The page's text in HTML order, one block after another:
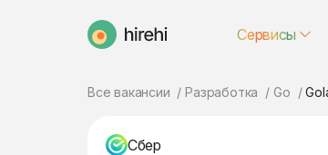
HireHi Сервисы
Все вакансии Разработка Go
Сбер